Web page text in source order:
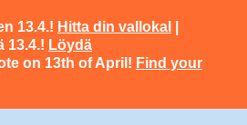
13.4.! Hitta din vallokal
13.4.! Löydä
on 13th of April! Find your